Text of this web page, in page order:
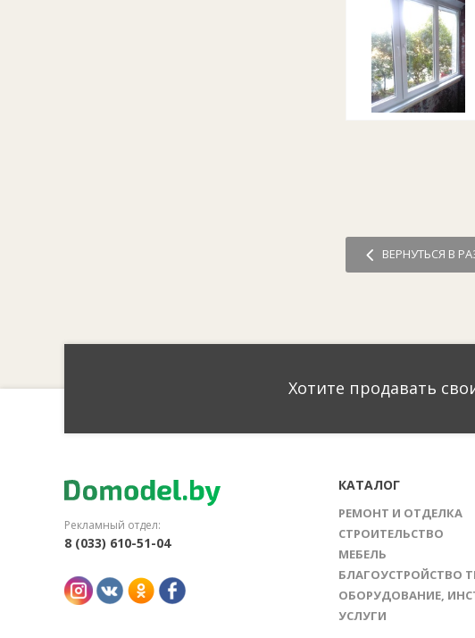
ВЕРНУТЬСЯ В
Хотите продавать
Рекламный отдел:
8 (033) 610-51-04
КАТАЛОГ
РЕМОНТ И ОТДЕЛКА
СТРОИТЕЛЬСТВО
МЕБЕЛЬ
БЛАГОУСТРОЙСТВО
ОБОРУДОВАНИЕ,
УСЛУГИ